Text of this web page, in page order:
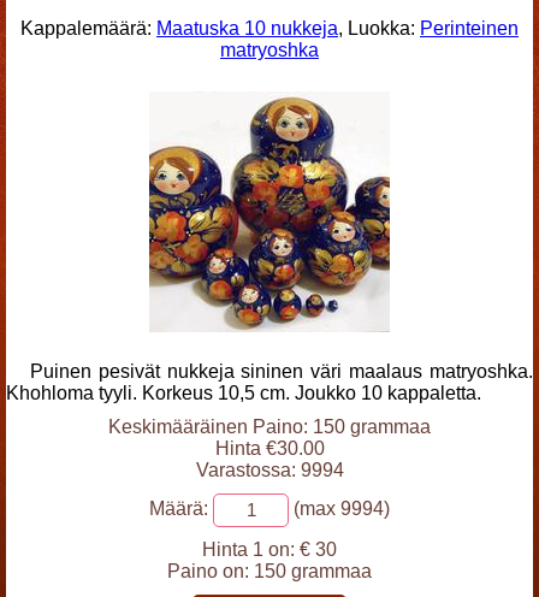
Kappalemäärä: Maatuska 10 nukkeja, Luokka: Perinteinen
matryoshka
Puinen pesivät nukkeja sininen väri maalaus matryoshka.
Khohloma tyyli. Korkeus 10,5 cm. Joukko 10 kappaletta.
Keskimääräinen Paino: 150 grammaa
Hinta €30.00
Varastossa: 9994
Määrä:
(max 9994)
Hinta 1 on: € 30
Paino on: 150 grammaa